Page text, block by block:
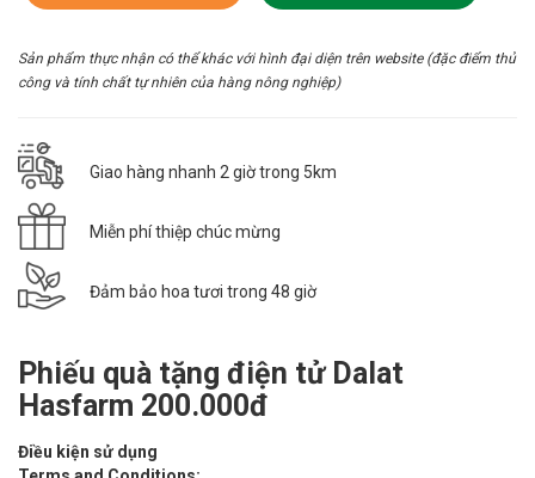
Sản phẩm thực nhận có thể khác với hình đại diện trên website (đặc điểm thủ
công và tính chất tự nhiên của hàng nông nghiệp)
Giao hàng nhanh 2 giờ trong 5km
Miễn phí thiệp chúc mừng
Đảm bảo hoa tươi trong 48 giờ
Phiếu quà tặng điện tử Dalat
Hasfarm 200.000đ
Điều kiện sử dụng